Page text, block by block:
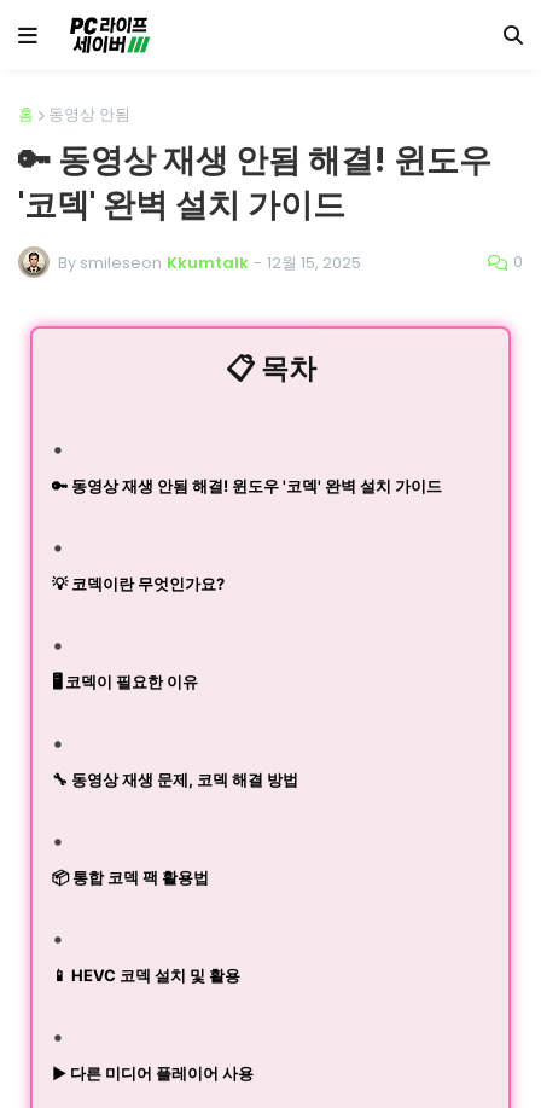
홈 동영상 안됨
🔑 동영상 재생 안됨 해결! 윈도우
'코덱' 완벽 설치 가이드
By smileseon Kkumtalk - 12월 15, 2025 0
📋 목차
🔑 동영상 재생 안됨 해결! 윈도우 '코덱' 완벽 설치 가이드
💡 코덱이란 무엇인가요?
🖥️ 코덱이 필요한 이유
🔧 동영상 재생 문제, 코덱 해결 방법
📦 통합 코덱 팩 활용법
📱 HEVC 코덱 설치 및 활용
▶️ 다른 미디어 플레이어 사용